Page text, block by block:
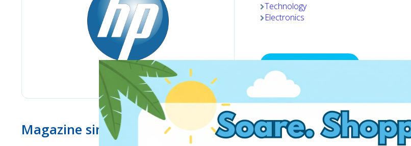
Technology
Electronics
Magazine similare